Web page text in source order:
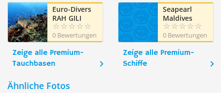
Euro-Divers
RAH GILI
MALDIVES
0 Bewertungen
Zeige alle Premium-
Tauchbasen
Seapearl
Maldives
0 Bewertungen
Zeige alle Premium-
Schiffe
Ähnliche Fotos